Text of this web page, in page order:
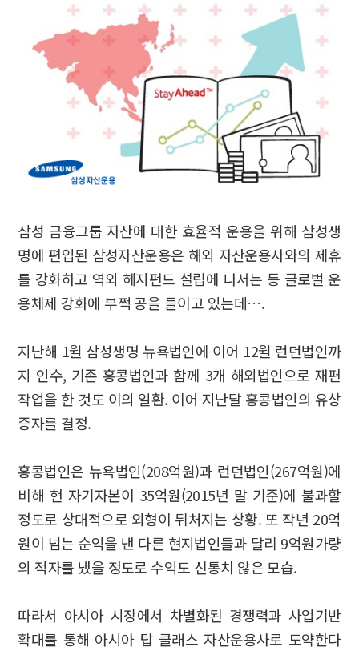
삼성 금융그룹 자산에 대한 효율적 운용을 위해 삼성생
명에 편입된 삼성자산운용은 해외 자산운용사와의 제휴
를 강화하고 역외 헤지펀드 설립에 나서는 등 글로벌 운
용체제 강화에 부쩍 공을 들이고 있는데….
지난해 1월 삼성생명 뉴욕법인에 이어 12월 런던법인까
지 인수, 기존 홍콩법인과 함께 3개 해외법인으로 재편
작업을 한 것도 이의 일환. 이어 지난달 홍콩법인의 유상
증자를 결정.
홍콩법인은 뉴욕법인(208억원)과 런던법인(267억원)에
비해 현 자기자본이 35억원(2015년 말 기준)에 불과할
정도로 상대적으로 외형이 뒤처지는 상황. 또 작년 20억
원이 넘는 순익을 낸 다른 현지법인들과 달리 9억원가량
의 적자를 냈을 정도로 수익도 신통치 않은 모습.
따라서 아시아 시장에서 차별화된 경쟁력과 사업기반
확대를 통해 아시아 탑 클래스 자산운용사로 도약한다